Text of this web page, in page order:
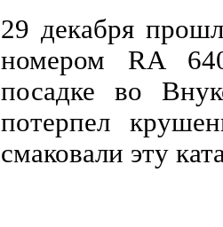
29 декабря
номером RA
посадке во
потерпел
смаковали эту